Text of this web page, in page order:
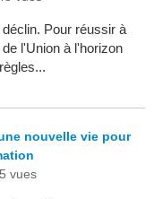
Pour réussir à
l'Union à l'horizon
nouvelle vie pour
vues